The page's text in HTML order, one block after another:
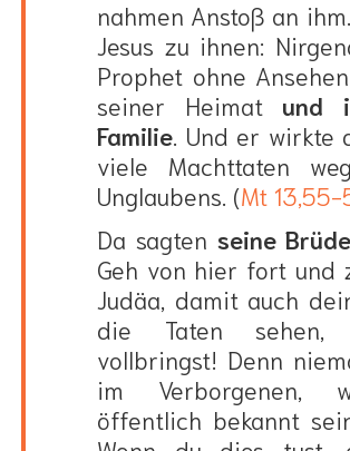
nahmen Anstoß an
Jesus zu ihnen:
Prophet ohne
seiner Heimat und
Familie . Und er
viele Machttaten
Unglaubens. (Mt 13,55-
Da sagten seine
Geh von hier fort und
Judäa, damit auch
die Taten
vollbringst! Denn
im Verborgenen,
öffentlich bekannt